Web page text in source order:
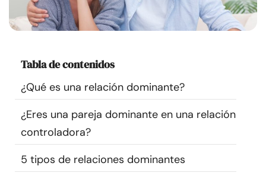
Recursos
Encuentra un terapeuta
Idioma ES
Sobre nosotros Contáctanos Escríbenos
Publicidad con
Tabla de contenidos
¿Qué es una relación dominante?
¿Eres una pareja dominante en una relación
controladora?
5 tipos de relaciones dominantes